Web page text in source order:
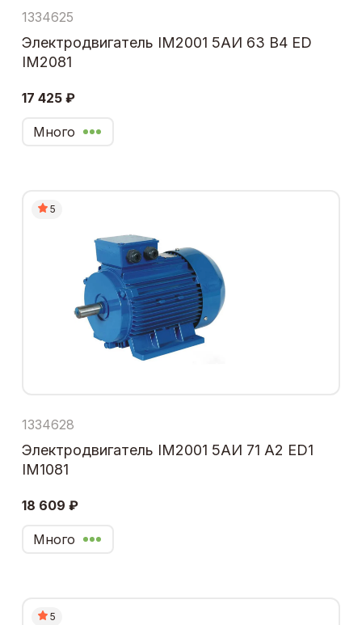
1334625
Электродвигатель IM2001 5АИ 63 В4 ЕD
IM2081
17 425 ₽
Много
5
1334628
Электродвигатель IM2001 5АИ 71 А2 ЕD1
IM1081
18 609 ₽
Много
5